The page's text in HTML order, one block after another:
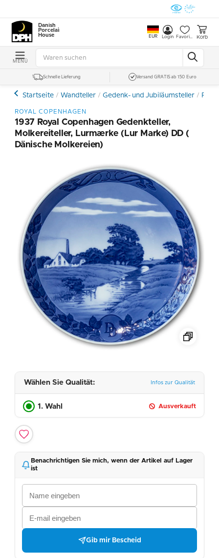
Danish
Porcelain
House
EUR Login Favoriten Korb
MENÜ
Schnelle Lieferung Versand GRATIS ab 150 Euro
Startseite Wandteller Gedenk- und Jubiläumsteller
ROYAL COPENHAGEN
1937 Royal Copenhagen Gedenkteller,
Molkereiteller, Lurmærke (Lur Marke) DD (
Dänische Molkereien)
Wählen Sie Qualität: Infos zur Qualität
1. Wahl Ausverkauft
Benachrichtigen Sie mich, wenn der Artikel auf Lager
ist
Gib mir Bescheid